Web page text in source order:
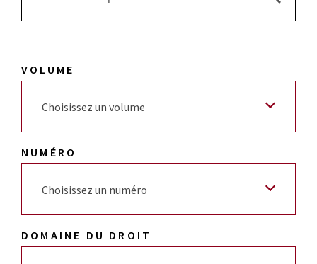
VOLUME
Choisissez un volume
NUMÉRO
Choisissez un numéro
DOMAINE DU DROIT